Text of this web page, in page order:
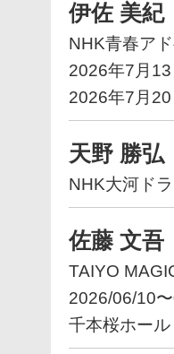
伊佐 美紀
NHK青春ア
2026年7月
2026年7月
天野 勝弘
NHK大河ド
佐藤 文吾
TAIYO
2026/06/10
千本桜ホール